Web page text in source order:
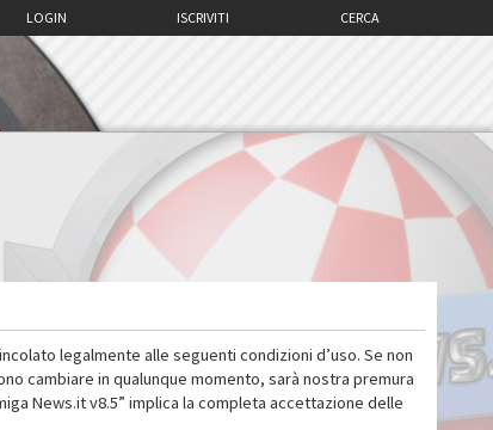
CERCA
ISCRIVITI
LOGIN
legalmente alle seguenti condizioni d’uso. Se non
cambiare in qualunque momento, sarà nostra premura
News.it v8.5” implica la completa accettazione delle